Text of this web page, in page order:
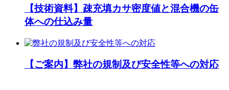
【技術資料】疎充填カサ密度値と混合機の缶
体への仕込み量
【ご案内】弊社の規制及び安全性等への対応